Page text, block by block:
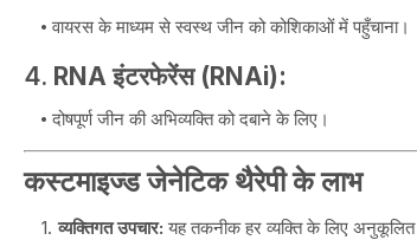
वायरस के माध्यम से स्वस्थ जीन को कोशिकाओं में पहुँचाना।
4. RNA इंटरफेरेंस (RNAi):
दोषपूर्ण जीन की अभिव्यक्ति को दबाने के लिए।
कस्टमाइज्ड जेनेटिक थैरेपी के लाभ
व्यक्तिगत उपचार: यह तकनीक हर व्यक्ति के लिए अनुकूलित